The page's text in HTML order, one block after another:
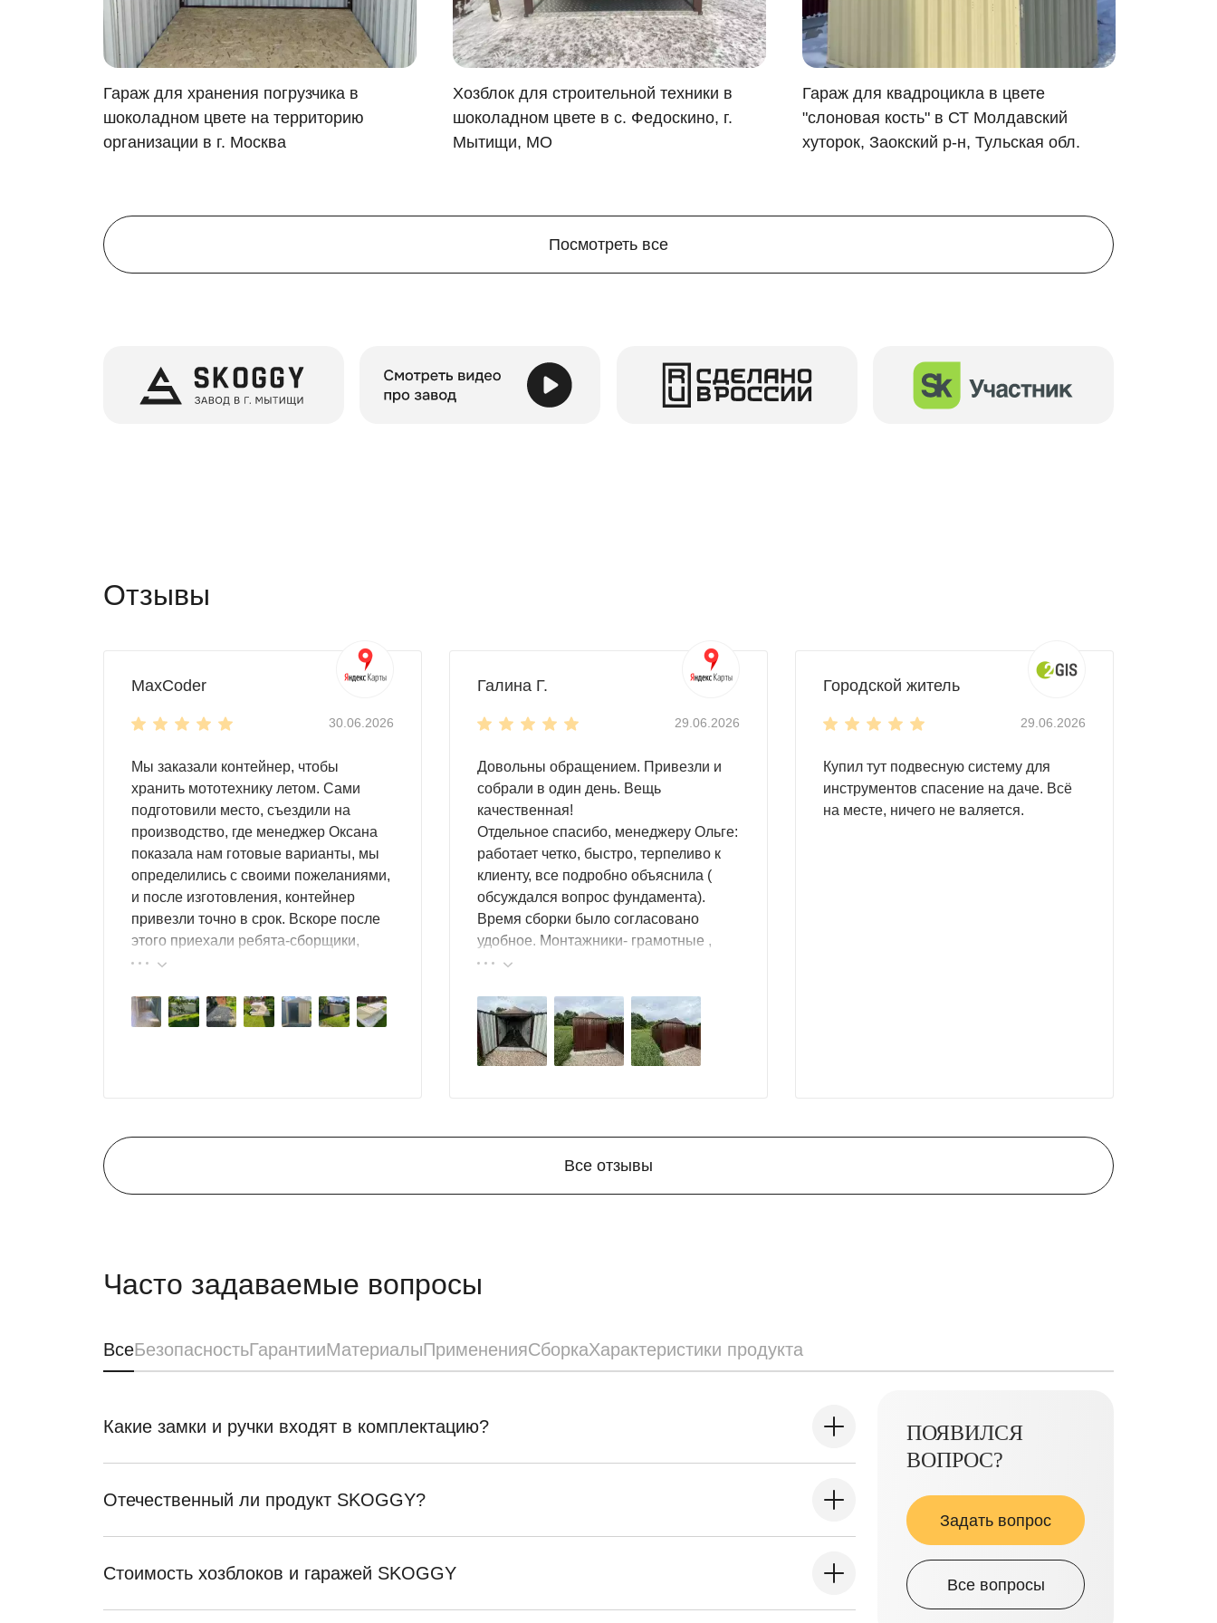
полки и шкафы,
ящики и крючки для инструментов
Для монтажа контейнеров SKOGGY не требуется подготовка фундамента, достаточно установить фундаментные блоки.
Гараж для хранения погрузчика в
шоколадном цвете на территорию
организации в г. Москва
Хозблок для строительной техники в
шоколадном цвете в с. Федоскино, г.
Мытищи, МО
Гараж для квадроцикла в цвете
"слоновая кость" в СТ Молдавский
хуторок, Заокский р-н, Тульская обл.
Посмотреть все
Отзывы
MaxCoder
30.06.2026
Мы заказали контейнер, чтобы
хранить мототехнику летом. Сами
подготовили место, съездили на
производство, где менеджер Оксана
показала нам готовые варианты, мы
определились с своими пожеланиями,
и после изготовления, контейнер
привезли точно в срок. Вскоре после
этого приехали ребята-сборщики,
быстро, за пару часов, всё собрали.
поэтому всем советуем эту фирму.
Галина Г.
29.06.2026
Довольны обращением. Привезли и
собрали в один день. Вещь
качественная!
Отдельное спасибо, менеджеру Ольге:
работает четко, быстро, терпеливо к
клиенту, все подробно объяснила (
обсуждался вопрос фундамента).
Время сборки было согласовано
удобное. Монтажники- грамотные ,
культурные ребята. Спасибо компании
большой выбор продукции, реальные
цены.
Городской житель
29.06.2026
Купил тут подвесную систему для
инструментов спасение на даче. Всё
на месте, ничего не валяется.
Все отзывы
Часто задаваемые вопросы
ВсеБезопасностьГарантииМатериалыПримененияСборкаХарактеристики продукта
Какие замки и ручки входят в комплектацию?
Отечественный ли продукт SKOGGY?
Стоимость хозблоков и гаражей SKOGGY
ПОЯВИЛСЯ
ВОПРОС?
Задать вопрос
Все вопросы